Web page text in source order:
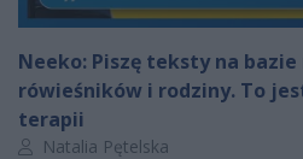
Neeko: Piszę teksty na
rówieśników i rodziny. To
terapii
Autor artykułu:
Natalia Pętelska